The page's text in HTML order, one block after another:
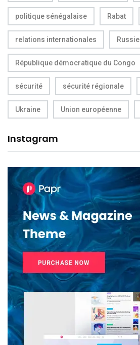
politique sénégalaise Rabat
relations internationales Russie
République démocratique du Congo
sécurité sécurité régionale
Ukraine Union européenne
Instagram